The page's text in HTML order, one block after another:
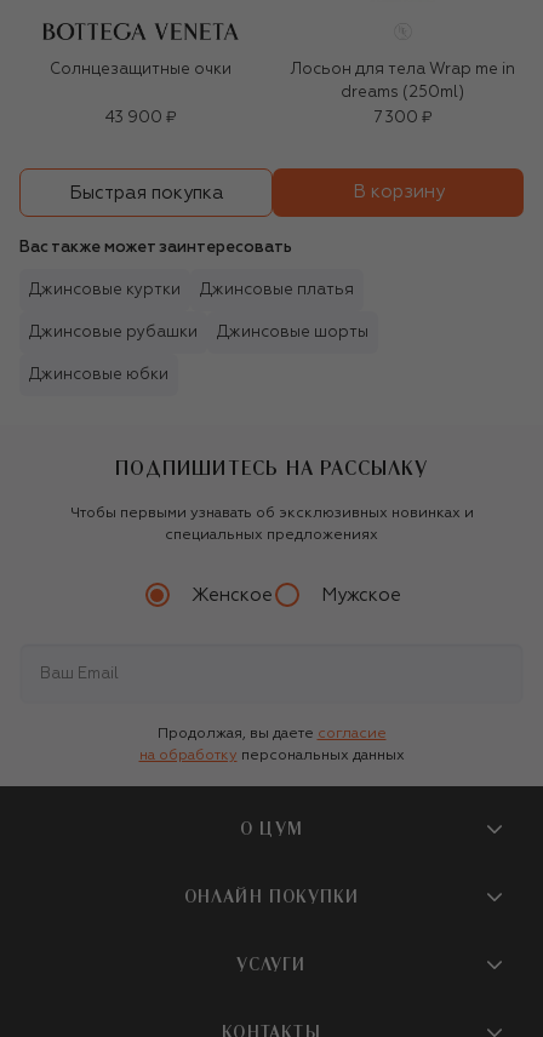
Солнцезащитные очки
43 900 ₽
Лосьон для тела Wrap me in
dreams (250ml)
7 300 ₽
Быстрая покупка В корзину
Вас также может заинтересовать
Джинсовые куртки Джинсовые платья
Джинсовые рубашки Джинсовые шорты
Джинсовые юбки
ПОДПИШИТЕСЬ НА РАССЫЛКУ
Чтобы первыми узнавать об эксклюзивных новинках и
специальных предложениях
Женское Мужское
Продолжая, вы даете согласие
на обработку персональных данных
О ЦУМ
О магазине
Бутики и ПВЗ ЦУМ
ОНЛАЙН ПОКУПКИ
УСЛУГИ